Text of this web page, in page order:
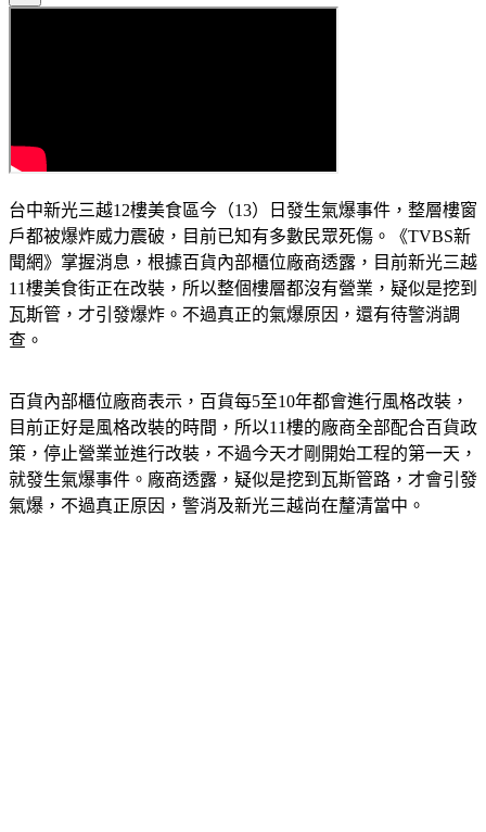
台中新光三越12樓美食區今（13）日發生氣爆事件，整層樓窗
戶都被爆炸威力震破，目前已知有多數民眾死傷。《TVBS新
聞網》掌握消息，根據百貨內部櫃位廠商透露，目前新光三越
11樓美食街正在改裝，所以整個樓層都沒有營業，疑似是挖到
瓦斯管，才引發爆炸。不過真正的氣爆原因，還有待警消調
查。
百貨內部櫃位廠商表示，百貨每5至10年都會進行風格改裝，
目前正好是風格改裝的時間，所以11樓的廠商全部配合百貨政
策，停止營業並進行改裝，不過今天才剛開始工程的第一天，
就發生氣爆事件。廠商透露，疑似是挖到瓦斯管路，才會引發
氣爆，不過真正原因，警消及新光三越尚在釐清當中。